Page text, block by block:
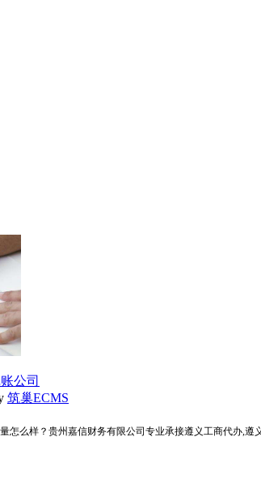
公司
筑巢ECMS
么样？贵州嘉信财务有限公司专业承接遵义工商代办,